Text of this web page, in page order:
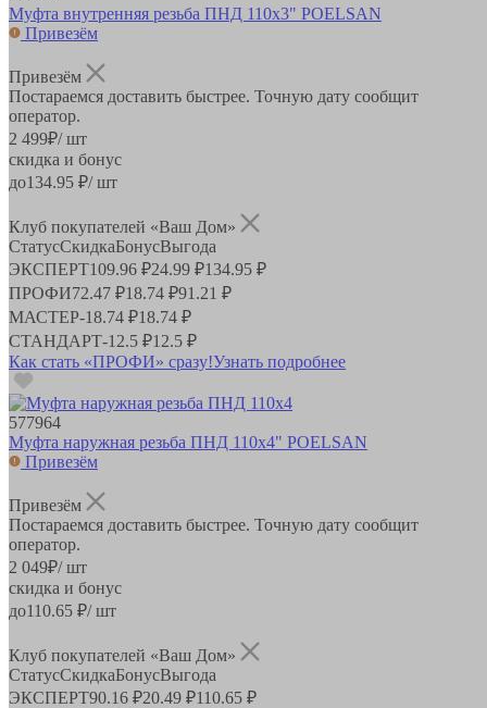
Муфта внутренняя резьба ПНД 110х3" POELSAN
Привезём
Привезём
Постараемся доставить быстрее. Точную дату сообщит
оператор.
2 499₽/ шт
скидка и бонус
до134.95 ₽/ шт
Клуб покупателей «Ваш Дом»
СтатусСкидкаБонусВыгода
ЭКСПЕРТ109.96 ₽24.99 ₽134.95 ₽
ПРОФИ72.47 ₽18.74 ₽91.21 ₽
МАСТЕР-18.74 ₽18.74 ₽
СТАНДАРТ-12.5 ₽12.5 ₽
Как стать «ПРОФИ» сразу!Узнать подробнее
577964
Муфта наружная резьба ПНД 110х4" POELSAN
Привезём
Привезём
Постараемся доставить быстрее. Точную дату сообщит
оператор.
2 049₽/ шт
скидка и бонус
до110.65 ₽/ шт
Клуб покупателей «Ваш Дом»
СтатусСкидкаБонусВыгода
ЭКСПЕРТ90.16 ₽20.49 ₽110.65 ₽